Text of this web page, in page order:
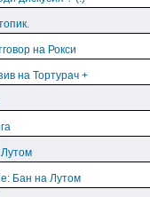
на Рокси
на Тортурач +
Лутом
Бан на Лутом